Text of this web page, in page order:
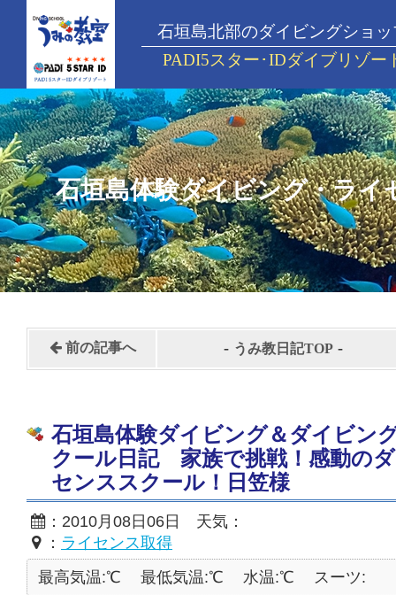
石垣島北部のダイビングショッ
PADI5スター･IDダイブリゾー
石垣島体験ダイビング・ライ
前の記事へ - うみ教日記TOP -
石垣島体験ダイビング＆ダイビン
クール日記 家族で挑戦！感動の
センススクール！日笠様
：2010月08日06日 天気：
： ライセンス取得
最高気温:℃
最低気温:℃ 水温:℃ スーツ: